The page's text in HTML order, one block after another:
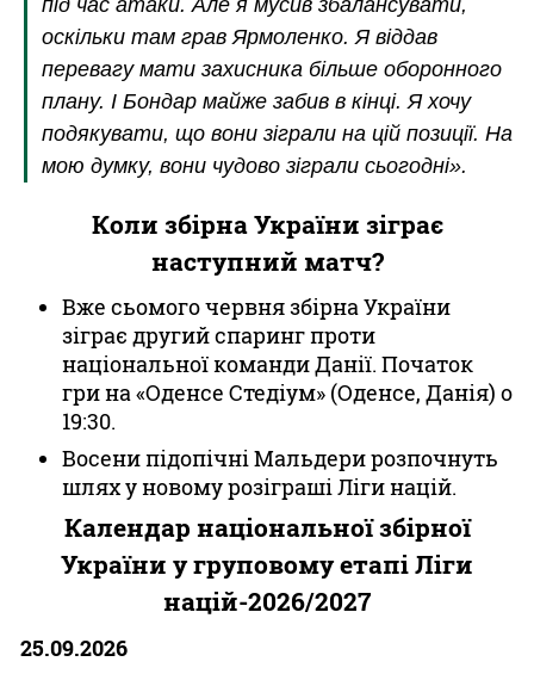
оскільки там грав Ярмоленко. Я віддав
перевагу мати захисника більше оборонного
плану. І Бондар майже забив в кінці. Я хочу
подякувати, що вони зіграли на цій позиції. На
мою думку, вони чудово зіграли сьогодні».
Коли збірна України зіграє
наступний матч?
Вже сьомого червня збірна України
зіграє другий спаринг проти
національної команди Данії. Початок
гри на «Оденсе Стедіум» (Оденсе, Данія) о
19:30.
Восени підопічні Мальдери розпочнуть
шлях у новому розіграші Ліги націй.
Календар національної збірної
України у груповому етапі Ліги
націй-2026/2027
25.09.2026